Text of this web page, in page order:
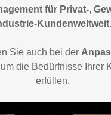
für Privat-,
Kundenweltweit.
Sie auch bei der
die Bedürfnisse Ihrer
erfüllen.